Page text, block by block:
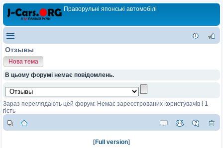
Праворульні японські автомобілі
Отзывы
Нова тема
В цьому форумі немає повідомлень.
Зараз переглядають цей форум: Немає зареєстрованих користувачів і 1
гість
[Full version]